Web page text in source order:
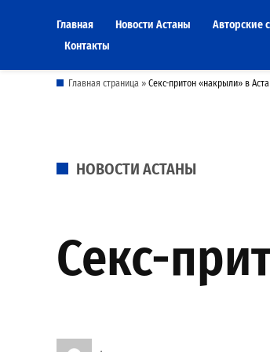
Главная Новости Астаны Авторские
Контакты
Главная страница » Секс-притон «накрыли» в
POSTED
НОВОСТИ АСТАНЫ
Секс-